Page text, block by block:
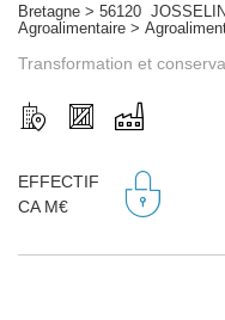
Bretagne > 56120
Agroalimentaire >
Transformation et
EFFECTIF
CA M€